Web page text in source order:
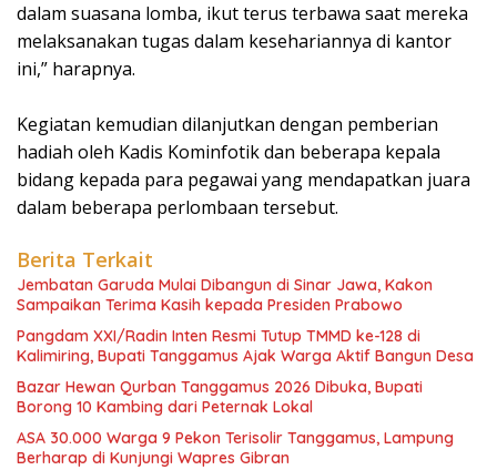
dalam suasana lomba, ikut terus terbawa saat mereka
melaksanakan tugas dalam kesehariannya di kantor
ini,” harapnya.
Kegiatan kemudian dilanjutkan dengan pemberian
hadiah oleh Kadis Kominfotik dan beberapa kepala
bidang kepada para pegawai yang mendapatkan juara
dalam beberapa perlombaan tersebut.
Berita Terkait
Jembatan Garuda Mulai Dibangun di Sinar Jawa, Kakon
Sampaikan Terima Kasih kepada Presiden Prabowo
Pangdam XXI/Radin Inten Resmi Tutup TMMD ke-128 di
Kalimiring, Bupati Tanggamus Ajak Warga Aktif Bangun Desa
Bazar Hewan Qurban Tanggamus 2026 Dibuka, Bupati
Borong 10 Kambing dari Peternak Lokal
ASA 30.000 Warga 9 Pekon Terisolir Tanggamus, Lampung
Berharap di Kunjungi Wapres Gibran